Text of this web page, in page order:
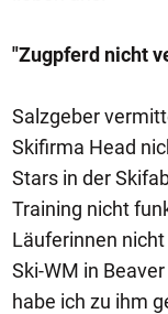
"Zugpferd nicht
Salzgeber
Skifirma Head
Stars in der
Training nicht
Läuferinnen
Ski-WM in
habe ich zu ihm